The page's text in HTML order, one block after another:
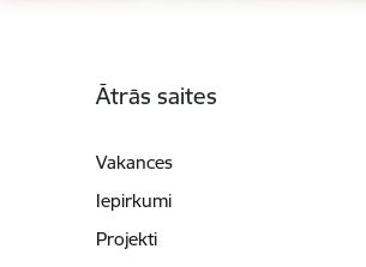
Ātrās saites
Vakances
Iepirkumi
Projekti